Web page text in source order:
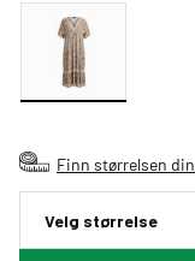
Finn størrelsen din
Velg størrelse